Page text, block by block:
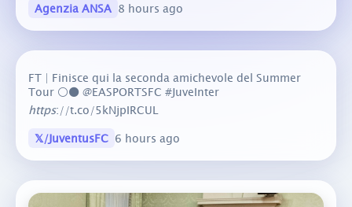
Agenzia ANSA 8 hours ago
FT | Finisce qui la seconda amichevole del Summer
Tour ⚪️⚫️ @EASPORTSFC #JuveInter
https://t.co/5kNjpIRCUL
𝕏/JuventusFC 6 hours ago